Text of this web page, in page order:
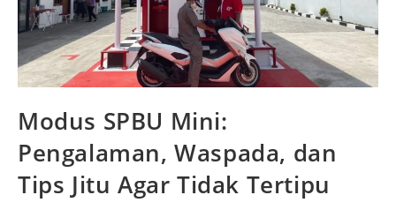
Modus SPBU Mini:
Pengalaman, Waspada, dan
Tips Jitu Agar Tidak Tertipu